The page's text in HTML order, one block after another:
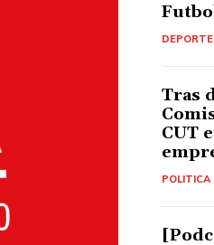
Tras
CUT
POLITICA